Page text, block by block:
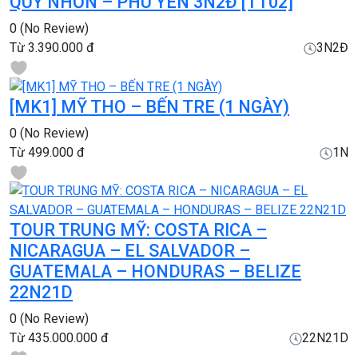
0 (No Review)
Từ 3.390.000 đ 3N2Đ
[MK1] MỸ THO – BẾN TRE (1 NGÀY)
0 (No Review)
Từ 499.000 đ 1N
TOUR TRUNG MỸ: COSTA RICA –
NICARAGUA – EL SALVADOR –
GUATEMALA – HONDURAS – BELIZE
22N21D
0 (No Review)
Từ 435.000.000 đ 22N21D